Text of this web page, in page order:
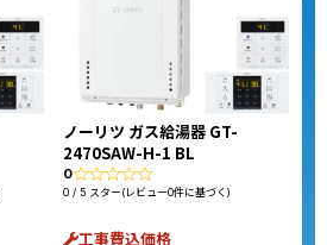
ノーリツ ガス給湯器 GT-
2470SAW-H-1 BL
0
0 / 5 スター(レビュー0件に基づく)
工事費込価格